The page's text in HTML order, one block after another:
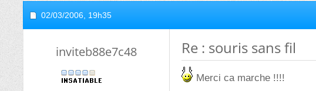
02/03/2006, 19h35
inviteb88e7c48 Re : souris sans fil
Merci ca marche !!!!